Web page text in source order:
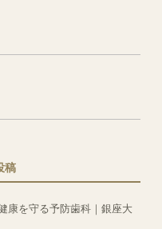
稿
康を守る予防歯科｜銀座大